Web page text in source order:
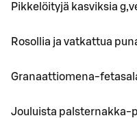
Pikkelöityjä kasviksia
Rosollia ja vatkattua
Granaattiomena-
Jouluista palsternakka-